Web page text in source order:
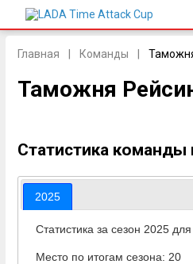
Главная Команды
Таможня
Статистика команды
2025
Статистика за сезон 2025
Место по итогам сезона: 20